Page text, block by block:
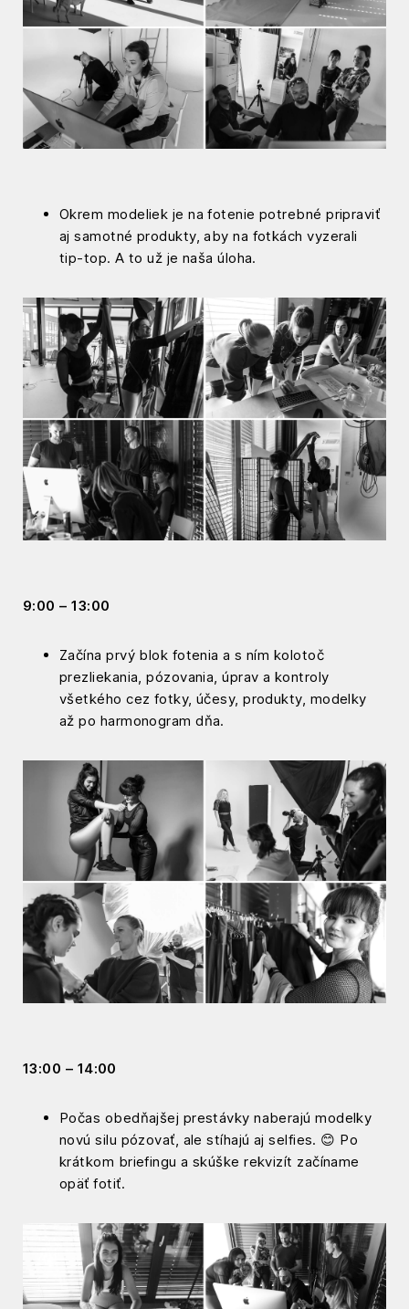
Okrem modeliek je na fotenie potrebné pripraviť
aj samotné produkty, aby na fotkách vyzerali
tip-top. A to už je naša úloha.
9:00 – 13:00
Začína prvý blok fotenia a s ním kolotoč
prezliekania, pózovania, úprav a kontroly
všetkého cez fotky, účesy, produkty, modelky
až po harmonogram dňa.
13:00 – 14:00
Počas obedňajšej prestávky naberajú modelky
novú silu pózovať, ale stíhajú aj selfies. 😊 Po
krátkom briefingu a skúške rekvizít začíname
opäť fotiť.